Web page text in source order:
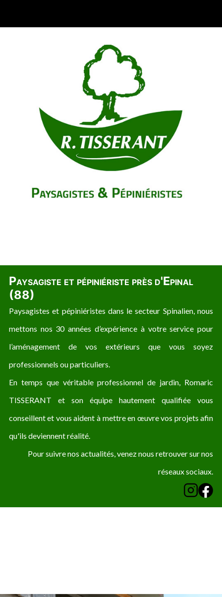
Paysagiste et pépiniériste près d'Epinal
(88)
Paysagistes et pépiniéristes dans le secteur Spinalien, nous
mettons nos 30 années d’expérience à votre service pour
l’aménagement de vos extérieurs que vous soyez
professionnels ou particuliers.
En temps que véritable professionnel de jardin, Romaric
TISSERANT et son équipe hautement qualifiée vous
conseillent et vous aident à mettre en œuvre vos projets afin
qu'ils deviennent réalité.
Pour suivre nos actualités, venez nous retrouver sur nos
réseaux sociaux.